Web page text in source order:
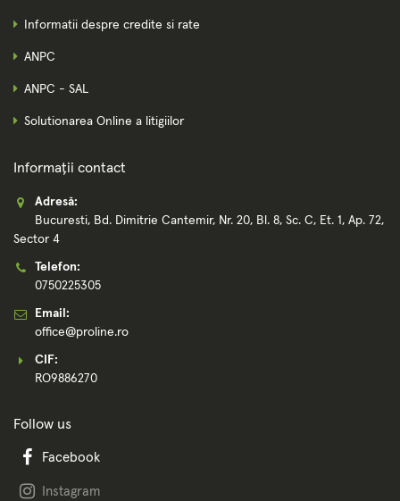
Informatii despre credite si rate
ANPC
ANPC - SAL
Solutionarea Online a litigiilor
Informații contact
Adresă:
Bucuresti, Bd. Dimitrie Cantemir, Nr. 20, Bl. 8, Sc. C, Et. 1, Ap. 72,
Sector 4
Telefon:
0750225305
Email:
office@proline.ro
CIF:
RO9886270
Follow us
Facebook
Instagram